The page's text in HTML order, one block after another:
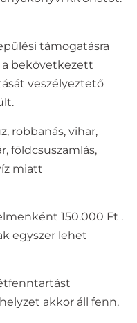
támogatásra
a bekövetkezett
veszélyeztető
robbanás, vihar,
földcsuszamlás,
miatt
150.000 Ft .
egyszer lehet
akkor áll fenn,